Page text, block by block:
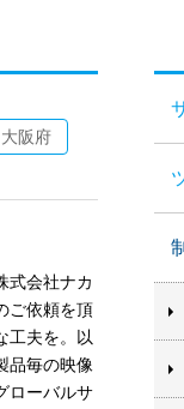
大阪府
式会社ナカ
ご依頼を頂
工夫を。以
品毎の映像
ローバルサ